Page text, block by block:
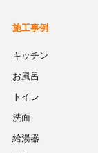
施工事例
キッチン
お風呂
トイレ
洗面
給湯器